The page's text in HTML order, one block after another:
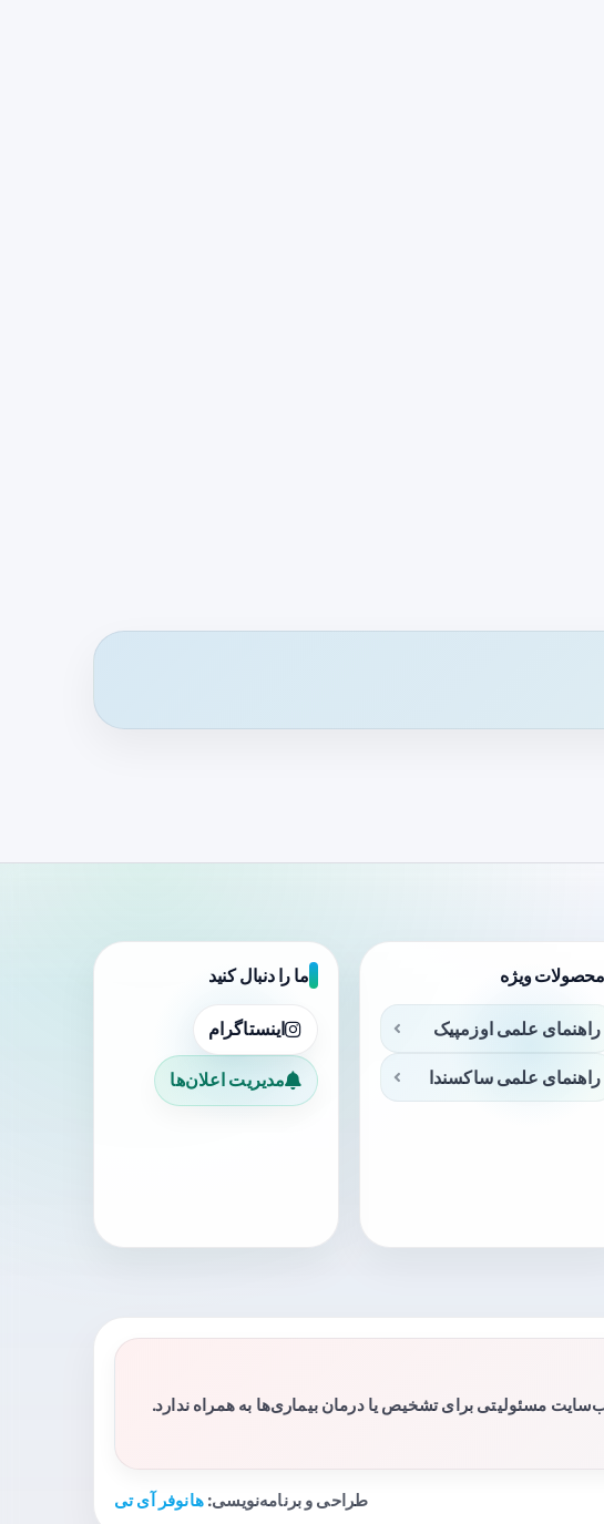
محصولات ویژه
راهنمای علمی اوزمپیک
راهنمای علمی ساکسندا
ما را دنبال کنید
اینستاگرام
مدیریت اعلان‌ها
مسئولیتی برای تشخیص یا درمان بیماری‌ها به همراه ندارد.
طراحی و برنامه‌نویسی:هانوفر آی تی